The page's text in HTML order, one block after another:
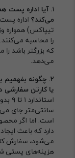
۱. آیا اداره
می‌کند؟ اداره
تیپاکس) همواره
را محاسبه
که بزرگتر باشد را
می‌دهد.
۲. چگونه بفهمیم
یا کارتن سفارشی
سانتی‌متر جای
است. اما اگر
دارد که باعث
می‌شود، سفارش
هزینه‌های پستی